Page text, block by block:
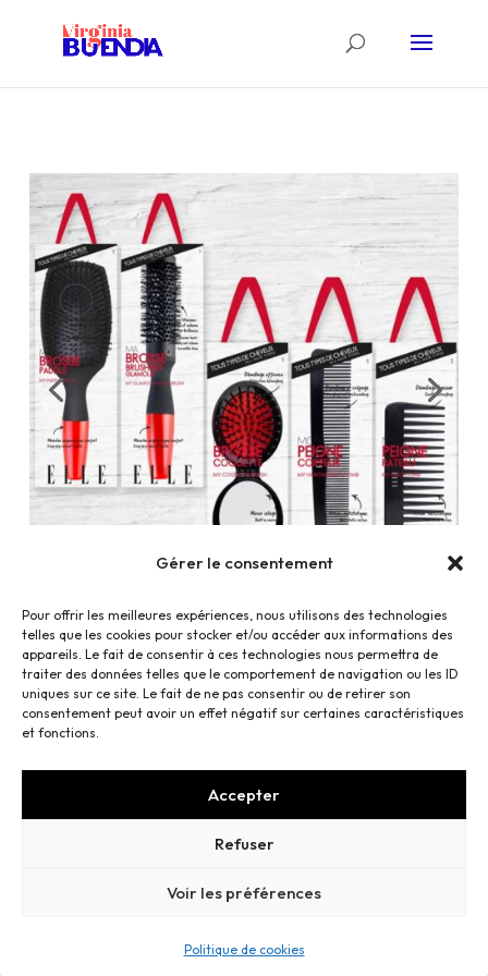
Gérer le consentement
Pour offrir les meilleures expériences, nous utilisons des technologies
telles que les cookies pour stocker et/ou accéder aux informations des
appareils. Le fait de consentir à ces technologies nous permettra de
traiter des données telles que le comportement de navigation ou les ID
uniques sur ce site. Le fait de ne pas consentir ou de retirer son
consentement peut avoir un effet négatif sur certaines caractéristiques
et fonctions.
Accepter
Refuser
Voir les préférences
Politique de cookies
Créations de la charte graphique pour les
produits de Beauté Elle, distribués en
grandes surfaces. Réalisation des
pictogrammes explicatifs au dos des
Conditions Générales de Vente
—Cookies